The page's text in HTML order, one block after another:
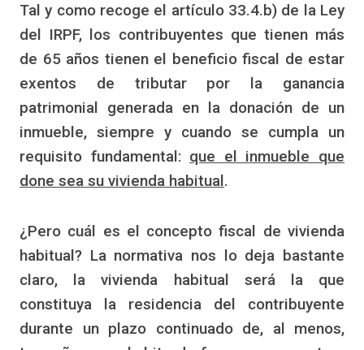
Tal y como recoge el artículo 33.4.b) de la Ley
del IRPF, los contribuyentes que tienen más
de 65 años tienen el beneficio fiscal de estar
exentos de tributar por la ganancia
patrimonial generada en la donación de un
inmueble, siempre y cuando se cumpla un
requisito fundamental: que el inmueble que
done sea su vivienda habitual.
¿Pero cuál es el concepto fiscal de vivienda
habitual? La normativa nos lo deja bastante
claro, la vivienda habitual será la que
constituya la residencia del contribuyente
durante un plazo continuado de, al menos,